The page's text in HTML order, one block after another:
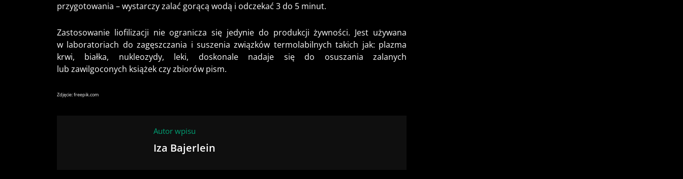
przygotowania – wystarczy zalać gorącą wodą i odczekać 3 do 5 minut.
Zastosowanie liofilizacji nie ogranicza się jedynie do produkcji żywności. Jest używana
w laboratoriach do zagęszczania i suszenia związków termolabilnych takich jak: plazma
krwi, białka, nukleozydy, leki, doskonale nadaje się do osuszania zalanych
lub zawilgoconych książek czy zbiorów pism.
Zdjęcie:freepik.com
Autor wpisu
Iza Bajerlein